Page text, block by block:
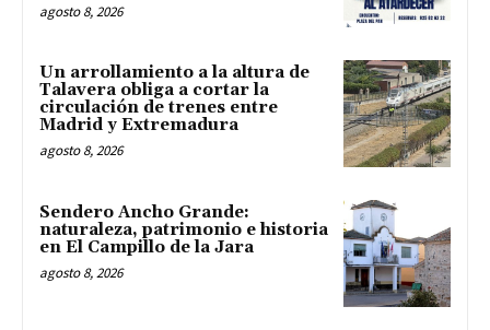
agosto 8, 2026
Un arrollamiento a la altura de
Talavera obliga a cortar la
circulación de trenes entre
Madrid y Extremadura
agosto 8, 2026
Sendero Ancho Grande:
naturaleza, patrimonio e historia
en El Campillo de la Jara
agosto 8, 2026